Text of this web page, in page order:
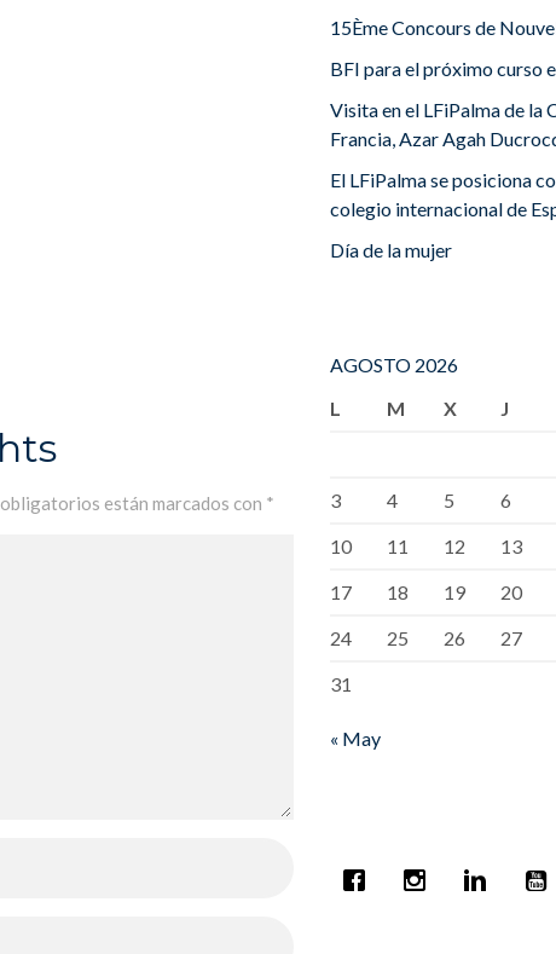
están marcados con *
15Ème Concours de
BFI para el próximo curso
Visita en el LFiPalma de la
Francia, Azar Agah
El LFiPalma se posiciona
colegio internacional de
Día de la mujer
AGOSTO 2026
L
M X J
3
4 5 6
10
11 12 13
17
18 19 20
24
25 26 27
31
« May